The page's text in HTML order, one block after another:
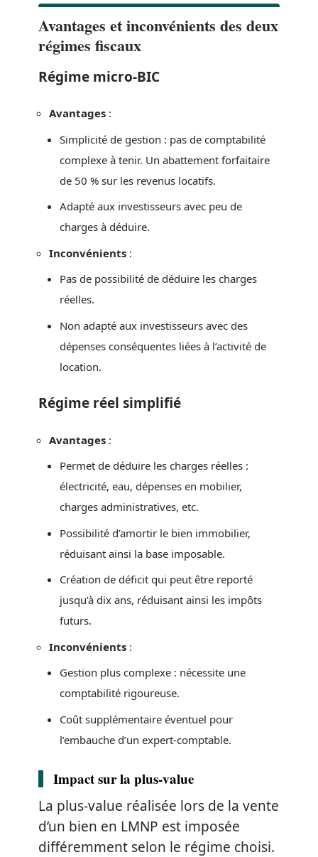
Avantages et inconvénients des deux
régimes fiscaux
Régime micro-BIC
Avantages :
Simplicité de gestion : pas de comptabilité
complexe à tenir. Un abattement forfaitaire
de 50 % sur les revenus locatifs.
Adapté aux investisseurs avec peu de
charges à déduire.
Inconvénients :
Pas de possibilité de déduire les charges
réelles.
Non adapté aux investisseurs avec des
dépenses conséquentes liées à l’activité de
location.
Régime réel simplifié
Avantages :
Permet de déduire les charges réelles :
électricité, eau, dépenses en mobilier,
charges administratives, etc.
Possibilité d’amortir le bien immobilier,
réduisant ainsi la base imposable.
Création de déficit qui peut être reporté
jusqu’à dix ans, réduisant ainsi les impôts
futurs.
Inconvénients :
Gestion plus complexe : nécessite une
comptabilité rigoureuse.
Coût supplémentaire éventuel pour
l’embauche d’un expert-comptable.
Impact sur la plus-value
La plus-value réalisée lors de la vente
d’un bien en LMNP est imposée
différemment selon le régime choisi.